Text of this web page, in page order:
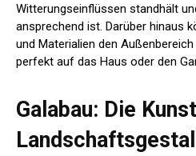
Witterungseinflüssen standhält
ansprechend ist. Darüber hinaus
und Materialien den
perfekt auf das Haus oder den
Galabau: Die